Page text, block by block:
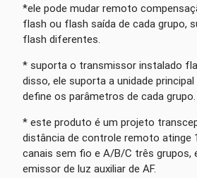
*ele pode mudar remoto
flash ou flash saída de cada grupo,
flash diferentes.
* suporta o transmissor instalado
disso, ele suporta a unidade
define os parâmetros de cada grupo.
* este produto é um projeto
distância de controle remoto atinge
canais sem fio e A/B/C três grupos,
emissor de luz auxiliar de AF.